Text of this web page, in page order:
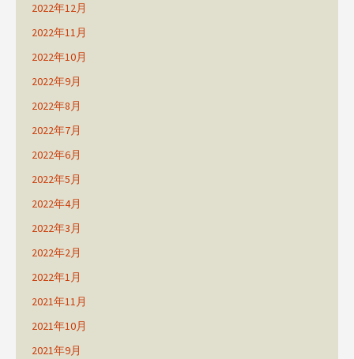
2022年12月
2022年11月
2022年10月
2022年9月
2022年8月
2022年7月
2022年6月
2022年5月
2022年4月
2022年3月
2022年2月
2022年1月
2021年11月
2021年10月
2021年9月